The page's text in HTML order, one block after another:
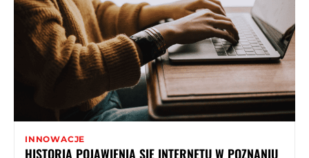
INNOWACJE
HISTORIA POJAWIENIA SIĘ INTERNETU W POZNANIU